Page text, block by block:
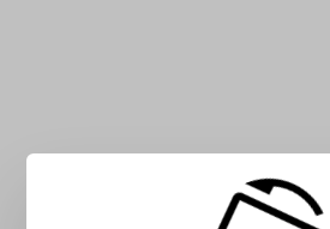
Type Belgian (Comma)